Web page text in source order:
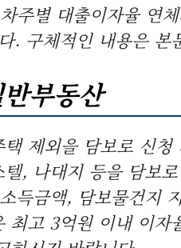
주별 대출이자율 연
. 구체적인 내용은 본
부동산
제외을 담보로 신
텔, 나대지 등을 담보
득금액, 담보물건지
최고 3억원 이내 이